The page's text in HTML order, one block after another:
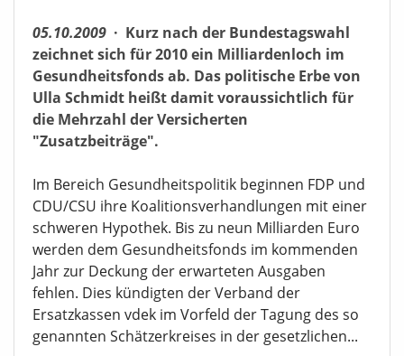
05.10.2009 · Kurz nach der Bundestagswahl
zeichnet sich für 2010 ein Milliardenloch im
Gesundheitsfonds ab. Das politische Erbe von
Ulla Schmidt heißt damit voraussichtlich für
die Mehrzahl der Versicherten
"Zusatzbeiträge".
Im Bereich Gesundheitspolitik beginnen FDP und
CDU/CSU ihre Koalitionsverhandlungen mit einer
schweren Hypothek. Bis zu neun Milliarden Euro
werden dem Gesundheitsfonds im kommenden
Jahr zur Deckung der erwarteten Ausgaben
fehlen. Dies kündigten der Verband der
Ersatzkassen vdek im Vorfeld der Tagung des so
genannten Schätzerkreises in der gesetzlichen...